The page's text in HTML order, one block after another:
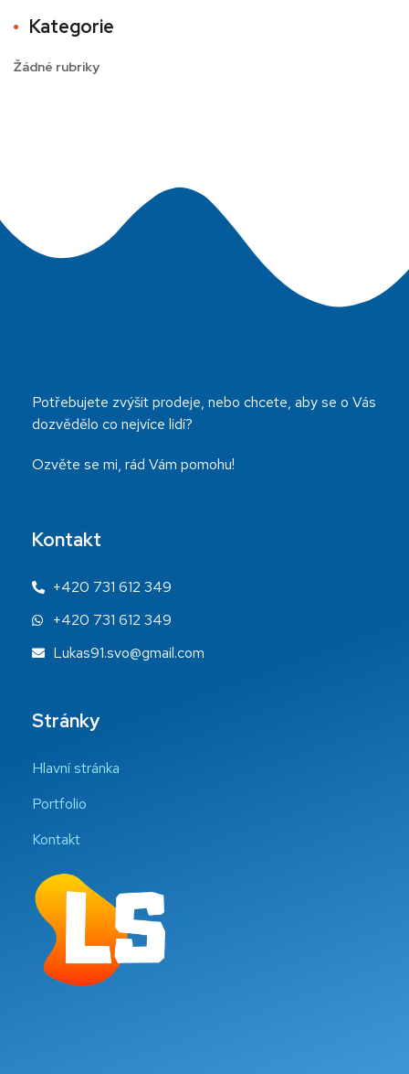
Kategorie
Žádné rubriky
Potřebujete zvýšit prodeje, nebo chcete, aby se o Vás
dozvědělo co nejvíce lidí?
Ozvěte se mi, rád Vám pomohu!
Kontakt
+420 731 612 349
+420 731 612 349
Lukas91.svo@gmail.com
Stránky
Hlavní stránka
Portfolio
Kontakt